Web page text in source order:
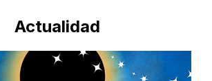
Actualidad